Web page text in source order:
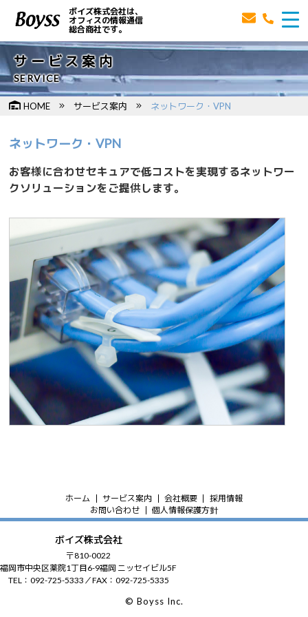
ボイズ株式会社は、
オフィスの情報通信
総合商社です。
サービス案内
SERVICE
HOME サービス案内 ネットワーク・VPN
ネットワーク・VPN
お客様に合わせセキュアで低コストを実現するネットワー
クソリューションをご提供します。
ホーム サービス案内 会社概要
採用情報
お問い合わせ
個人情報保護方針
ボイズ株式会社
〒810-0022
福岡市中央区薬院1丁目6-9福岡 ニッセイビル5F
TEL：092-725-5333／FAX：092-725-5335
© Boyss Inc.